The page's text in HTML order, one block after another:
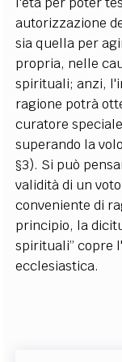
autorizzazione
sia quella per
propria, nelle
spirituali; anzi,
ragione potrà
curatore
superando la
§3). Si può
validità di un
conveniente di
principio, la
spirituali” copre
ecclesiastica.